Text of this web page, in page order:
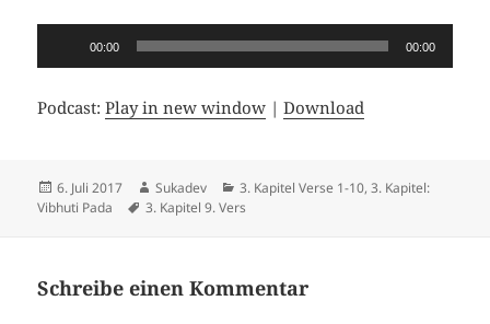
Player
00:00 00:00
Podcast:Play in new window |Download
Veröffentlicht
am
6. Juli 2017 Autor
Sukadev Kategorien
3. Kapitel Verse 1-10,3. Kapitel:
Vibhuti Pada
Schlagwörter
3. Kapitel 9. Vers
Schreibe einen Kommentar